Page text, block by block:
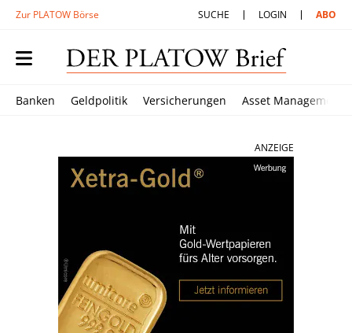
Zur PLATOW Börse SUCHE LOGIN ABO
Banken Geldpolitik Versicherungen Asset Management
ANZEIGE